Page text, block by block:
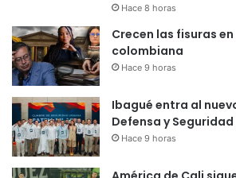
Hace 8 horas
Crecen las fisuras
colombiana
Hace 9 horas
Ibagué entra al
Defensa y
Hace 9 horas